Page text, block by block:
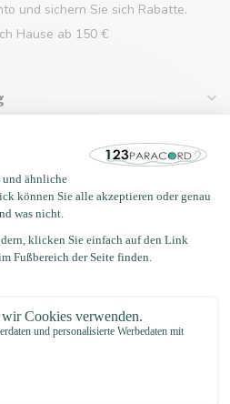
und sichern Sie sich Rabatte.
Hause ab 150 €